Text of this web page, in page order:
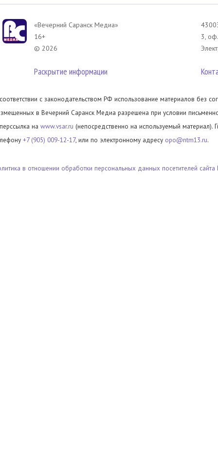
«Вечерний Саранск Mедиа»
16+
© 2026
Раскрытие информации
3,
с законодательством РФ использование материалов без
в Вечерний Саранск Медиа разрешена при условии
на www.vsar.ru (непосредственно на используемый материал).
+7 (905) 009-12-17, или по электронному адресу opo@ntm13.ru.
в отношении обработки персональных данных посетителей